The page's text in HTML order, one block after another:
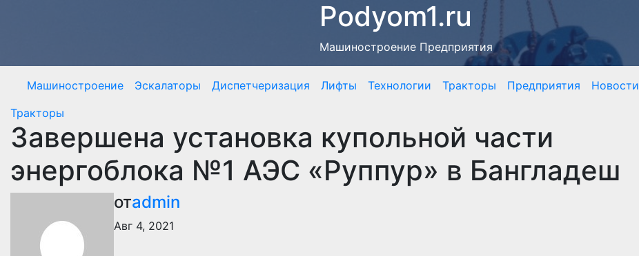
Podyom1.ru
Машиностроение Предприятия
Машиностроение Эскалаторы Диспетчеризация Лифты Технологии Тракторы Предприятия
Новости
Тракторы
Завершена установка купольной части
энергоблока №1 АЭС «Руппур» в Бангладеш
отadmin
Авг 4, 2021